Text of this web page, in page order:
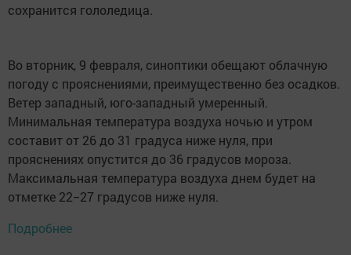
сохранится гололедица.
Во вторник, 9 февраля, синоптики обещают облачную
погоду с прояснениями, преимущественно без осадков.
Ветер западный, юго-западный умеренный.
Минимальная температура воздуха ночью и утром
составит от 26 до 31 градуса ниже нуля, при
прояснениях опустится до 36 градусов мороза.
Максимальная температура воздуха днем будет на
отметке 22−27 градусов ниже нуля.
Подробнее